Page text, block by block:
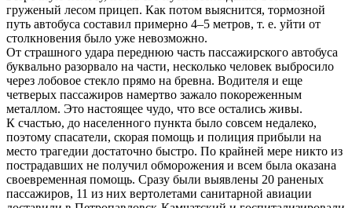
груженый лесом прицеп. Как потом выяснится, тормозной
путь автобуса составил примерно 4–5 метров, т. е. уйти от
столкновения было уже невозможно.
От страшного удара переднюю часть пассажирского автобуса
буквально разорвало на части, несколько человек выбросило
через лобовое стекло прямо на бревна. Водителя и еще
четверых пассажиров намертво зажало покореженным
металлом. Это настоящее чудо, что все остались живы.
К счастью, до населенного пункта было совсем недалеко,
поэтому спасатели, скорая помощь и полиция прибыли на
место трагедии достаточно быстро. По крайней мере никто из
пострадавших не получил обморожения и всем была оказана
своевременная помощь. Сразу были выявлены 20 раненых
пассажиров, 11 из них вертолетами санитарной авиации